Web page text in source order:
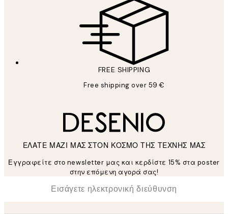
FREE SHIPPING
Free shipping over 59 €
ΕΛΑΤΕ ΜΑΖΙ ΜΑΣ ΣΤΟΝ ΚΟΣΜΟ ΤΗΣ ΤΕΧΝΗΣ ΜΑΣ
Εγγραφείτε στο newsletter μας και κερδίστε 15% στα poster
στην επόμενη αγορά σας!
Ηλεκτρονική Διεύθυνση